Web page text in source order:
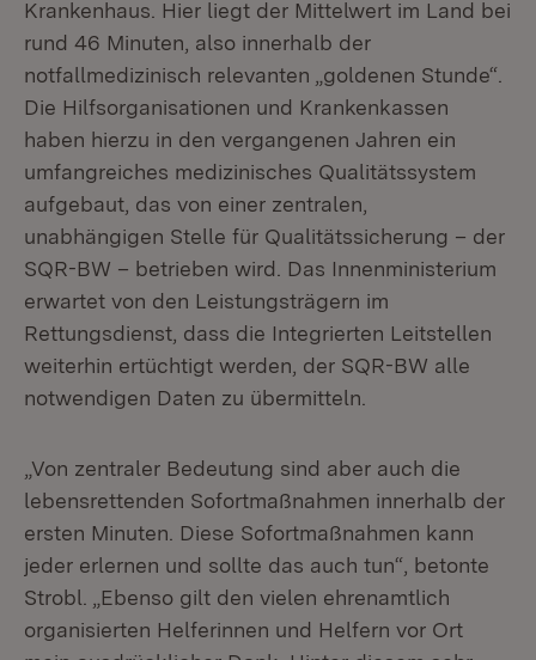
Krankenhaus. Hier liegt der Mittelwert im Land bei
rund 46 Minuten, also innerhalb der
notfallmedizinisch relevanten „goldenen Stunde“.
Die Hilfsorganisationen und Krankenkassen
haben hierzu in den vergangenen Jahren ein
umfangreiches medizinisches Qualitätssystem
aufgebaut, das von einer zentralen,
unabhängigen Stelle für Qualitätssicherung – der
SQR-BW – betrieben wird. Das Innenministerium
erwartet von den Leistungsträgern im
Rettungsdienst, dass die Integrierten Leitstellen
weiterhin ertüchtigt werden, der SQR-BW alle
notwendigen Daten zu übermitteln.
„Von zentraler Bedeutung sind aber auch die
lebensrettenden Sofortmaßnahmen innerhalb der
ersten Minuten. Diese Sofortmaßnahmen kann
jeder erlernen und sollte das auch tun“, betonte
Strobl. „Ebenso gilt den vielen ehrenamtlich
organisierten Helferinnen und Helfern vor Ort